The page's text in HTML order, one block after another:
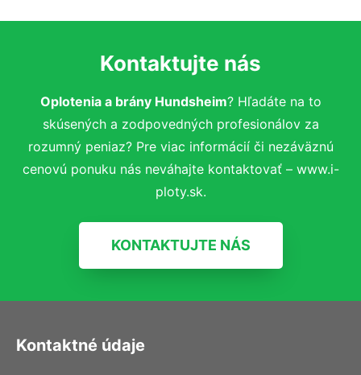
Kontaktujte nás
Oplotenia a brány Hundsheim? Hľadáte na to
skúsených a zodpovedných profesionálov za
rozumný peniaz? Pre viac informácií či nezáväznú
cenovú ponuku nás neváhajte kontaktovať – www.i-
ploty.sk.
KONTAKTUJTE NÁS
Kontaktné údaje